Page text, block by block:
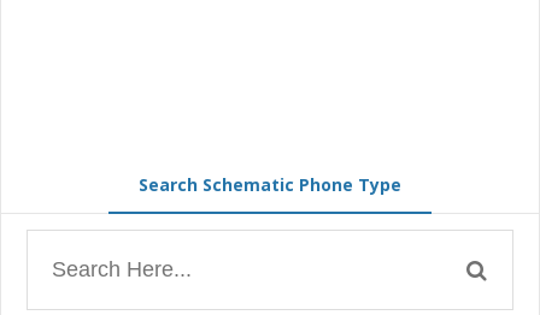
Search Schematic Phone Type